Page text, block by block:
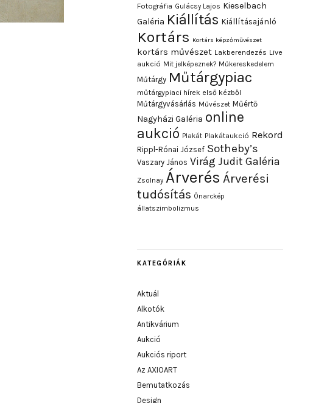
Fotográfia Gulácsy Lajos Kieselbach
Galéria Kiállítás Kiállításajánló
Kortárs Kortárs képzőművészet
kortárs művészet Lakberendezés Live
aukció Mit jelképeznek? Műkereskedelem
Műtárgy Műtárgypiac
műtárgypiaci hírek első kézből
Műtárgyvásárlás Művészet Műértő
Nagyházi Galéria online
aukció Plakát Plakátaukció Rekord
Rippl-Rónai József Sotheby’s
Vaszary János Virág Judit Galéria
Zsolnay Árverés Árverési
tudósítás Önarckép
állatszimbolizmus
KATEGÓRIÁK
Aktuál
Alkotók
Antikvárium
Aukció
Aukciós riport
Az AXIOART
Bemutatkozás
Design